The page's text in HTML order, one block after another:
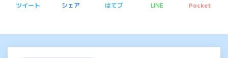
ツイート シェア はてブ LINE Pocket